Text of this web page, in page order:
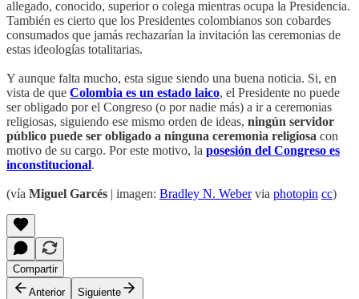
allegado, conocido, superior o colega mientras ocupa la Presidencia.
También es cierto que los Presidentes colombianos son cobardes
consumados que jamás rechazarían la invitación las ceremonias de
estas ideologías totalitarias.
Y aunque falta mucho, esta sigue siendo una buena noticia. Si, en
vista de que Colombia es un estado laico, el Presidente no puede
ser obligado por el Congreso (o por nadie más) a ir a ceremonias
religiosas, siguiendo ese mismo orden de ideas, ningún servidor
público puede ser obligado a ninguna ceremonia religiosa con
motivo de su cargo. Por este motivo, la posesión del Congreso es
inconstitucional.
(vía Miguel Garcés | imagen: Bradley N. Webervia photopin cc)
Compartir
Anterior
Siguiente